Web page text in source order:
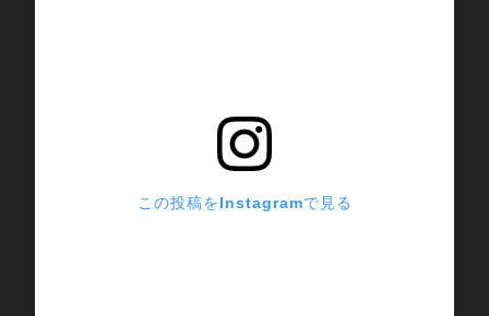
この投稿をInstagramで見る